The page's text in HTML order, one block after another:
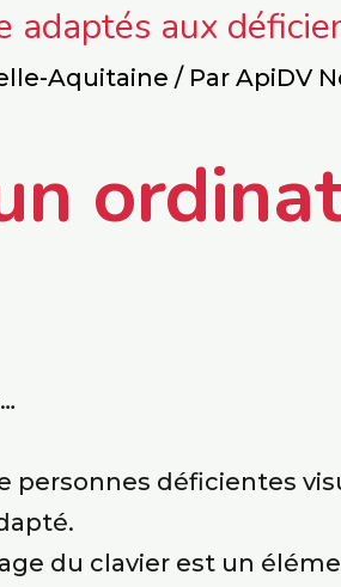
adaptés aux
Aquitaine / ParApiDV
personnes déficientes
du clavier est un